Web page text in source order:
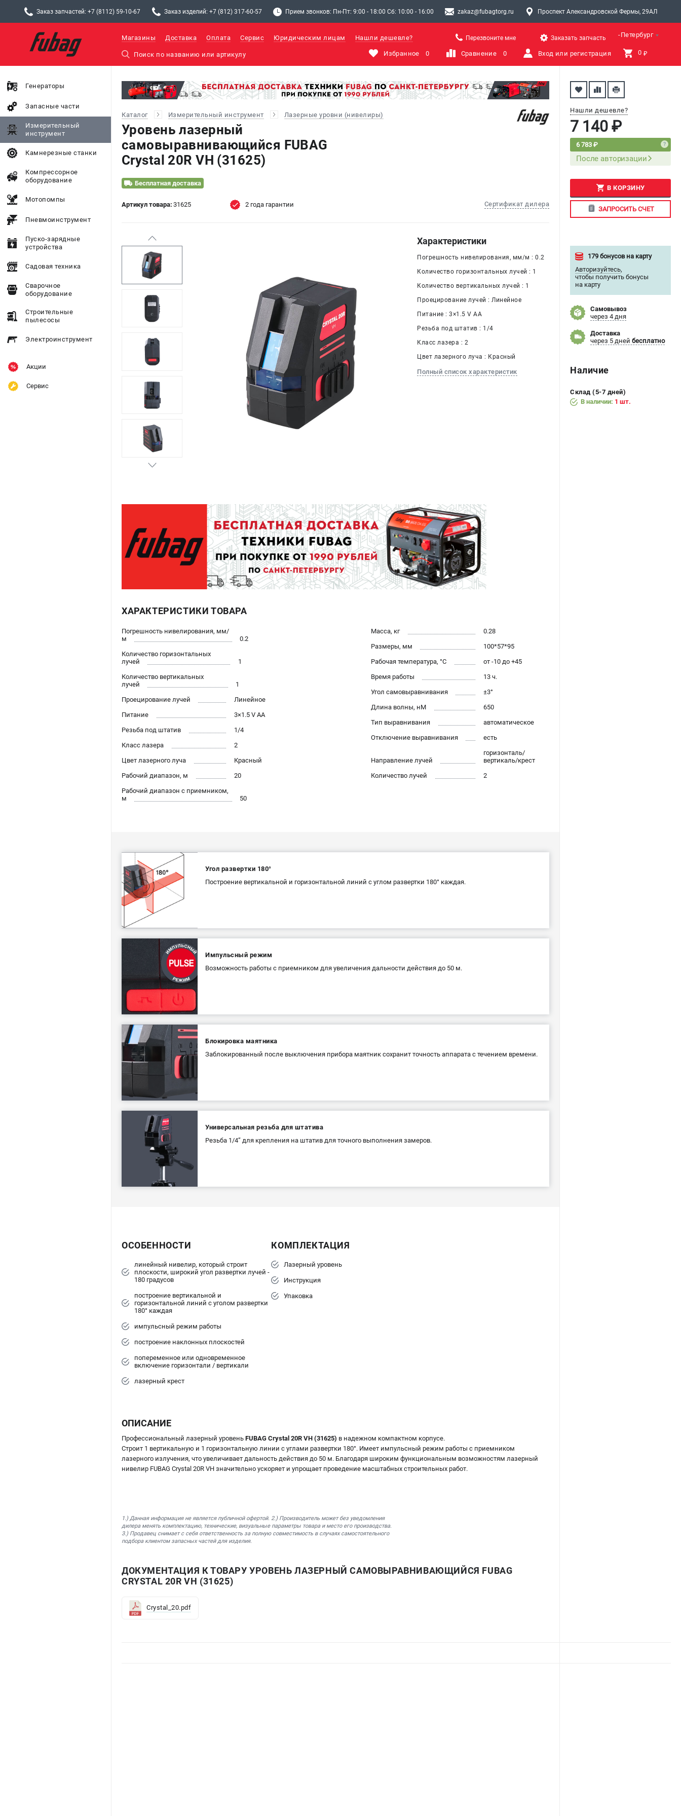
Заказ запчастей: +7 (8112) 59-10-67 Заказ изделий: +7 (812) 317-60-57 Прием звонков: Пн-Пт: 9:00 - 18:00 Сб: 10:00 - 16:00 zakaz@fubagtorg.ru Проспект Александровской Фермы, 29АЛ
Санкт-Петербург
Магазины Доставка Оплата Сервис Юридическим лицам Нашли дешевле? Перезвоните мне Заказать запчасть
Избранное 0 Сравнение 0 Вход или регистрация 0 ₽
Генераторы
Запасные части
Измерительный
инструмент
Камнерезные станки
Компрессорное
оборудование
Мотопомпы
Пневмоинструмент
Пуско-зарядные
устройства
Садовая техника
Сварочное
оборудование
Строительные
пылесосы
Электроинструмент
Акции
Сервис
Каталог Измерительный инструмент Лазерные уровни (нивелиры)
Уровень лазерный
самовыравнивающийся FUBAG
Crystal 20R VH (31625)
Бесплатная доставка
Артикул товара: 31625 Сертификат дилера
2 года гарантии
Нашли дешевле?
7 140 ₽
6 783 ₽
После авторизации
В КОРЗИНУ
ЗАПРОСИТЬ СЧЕТ
179 бонусов на карту
Авторизуйтесь,
чтобы получить бонусы
на карту
Самовывоз
через 4 дня
Доставка
через 5 дней бесплатно
Наличие
Склад (5-7 дней)
В наличии: 1 шт.
Характеристики
Погрешность нивелирования, мм/м : 0.2
Количество горизонтальных лучей : 1
Количество вертикальных лучей : 1
Проецирование лучей : Линейное
Питание : 3×1.5 V AA
Резьба под штатив : 1/4
Класс лазера : 2
Цвет лазерного луча : Красный
Полный список характеристик
ХАРАКТЕРИСТИКИ ТОВАРА
Погрешность нивелирования, мм/
м
0.2
Количество горизонтальных
лучей
1
Количество вертикальных
лучей
1
Проецирование лучей
Линейное
Питание
3×1.5 V AA
Резьба под штатив
1/4
Класс лазера
2
Цвет лазерного луча
Красный
Рабочий диапазон, м
20
Рабочий диапазон с приемником,
м
50
Масса, кг
0.28
Размеры, мм
100*57*95
Рабочая температура, °С
от -10 до +45
Время работы
13 ч.
Угол самовыравнивания
±3°
Длина волны, нМ
650
Тип выравнивания
автоматическое
Отключение выравнивания
есть
Направление лучей
горизонталь/
вертикаль/крест
Количество лучей
2
Угол развертки 180°
Построение вертикальной и горизонтальной линий с углом развертки 180° каждая.
Импульсный режим
Возможность работы с приемником для увеличения дальности действия до 50 м.
Блокировка маятника
Заблокированный после выключения прибора маятник сохранит точность аппарата с течением времени.
Универсальная резьба для штатива
Резьба 1/4” для крепления на штатив для точного выполнения замеров.
ОСОБЕННОСТИ
линейный нивелир, который строит
плоскости, широкий угол развертки лучей -
180 градусов
построение вертикальной и
горизонтальной линий с уголом развертки
180° каждая
импульсный режим работы
построение наклонных плоскостей
попеременное или одновременное
включение горизонтали / вертикали
лазерный крест
КОМПЛЕКТАЦИЯ
Лазерный уровень
Инструкция
Упаковка
ОПИСАНИЕ
Профессиональный лазерный уровень FUBAG Crystal 20R VH (31625) в надежном компактном корпусе.
Строит 1 вертикальную и 1 горизонтальную линии с углами развертки 180°. Имеет импульсный режим работы с приемником
лазерного излучения, что увеличивает дальность действия до 50 м. Благодаря широким функциональным возможностям лазерный
нивелир FUBAG Crystal 20R VH значительно ускоряет и упрощает проведение масштабных строительных работ.
1.) Данная информация не является публичной офертой. 2.) Производитель может без уведомления
дилера менять комплектацию, технические, визуальные параметры товара и место его производства.
3.) Продавец снимает с себя ответственность за полную совместимость в случаях самостоятельного
подбора клиентом запасных частей для изделия.
ДОКУМЕНТАЦИЯ К ТОВАРУ УРОВЕНЬ ЛАЗЕРНЫЙ САМОВЫРАВНИВАЮЩИЙСЯ FUBAG
CRYSTAL 20R VH (31625)
Crystal_20.pdf